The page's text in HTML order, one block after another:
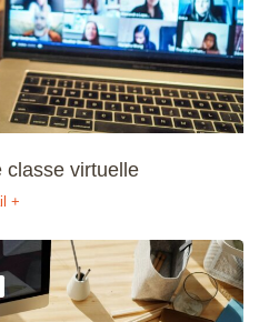
classe virtuelle
+